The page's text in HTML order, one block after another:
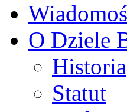
O Dziele
Historia
Statut